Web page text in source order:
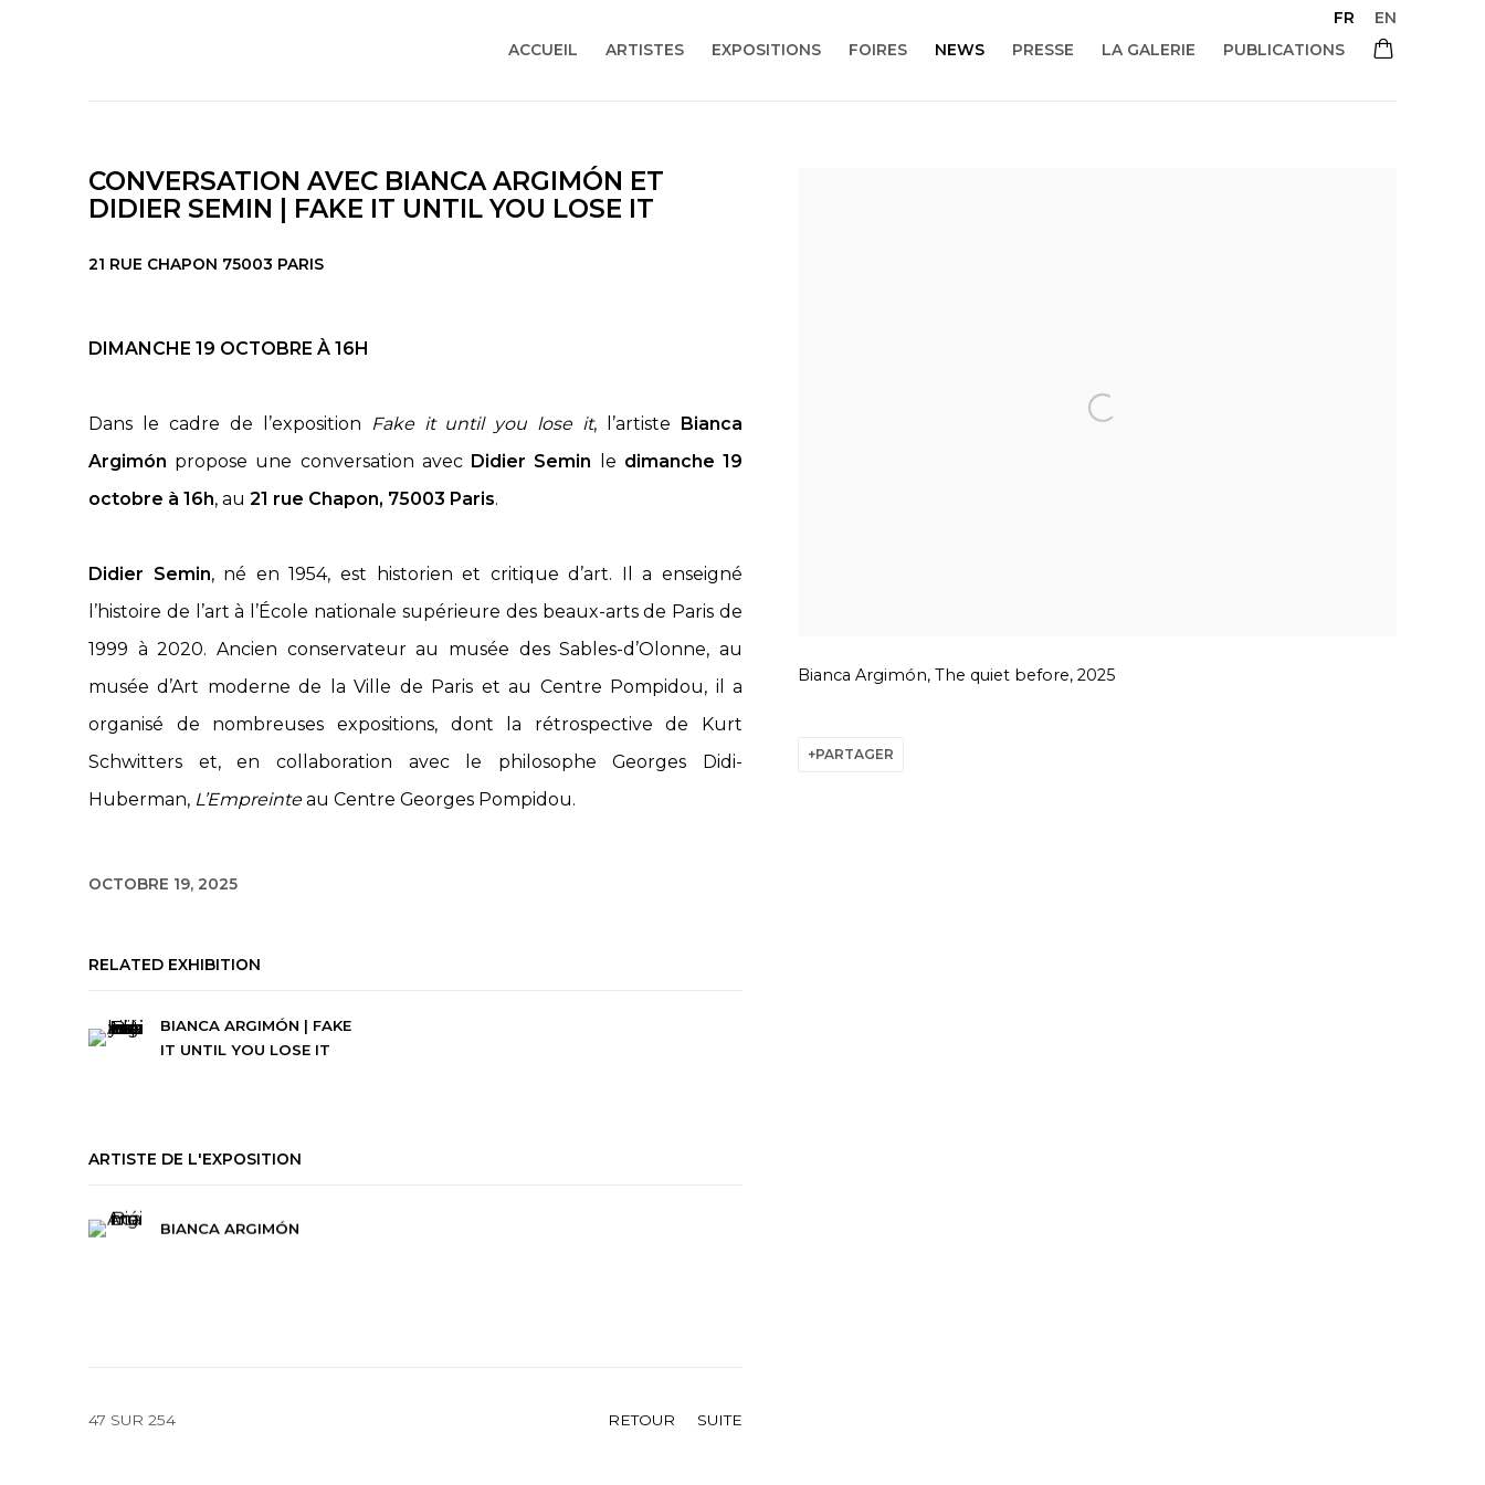
ACCUEIL ARTISTES EXPOSITIONS FOIRES NEWS PRESSE LA GALERIE PUBLICATIONS
FR EN
CONVERSATION AVEC BIANCA ARGIMÓN ET
DIDIER SEMIN | FAKE IT UNTIL YOU LOSE IT
21 RUE CHAPON 75003 PARIS
Bianca Argimón, The quiet before, 2025
PARTAGER
DIMANCHE 19 OCTOBRE À 16H
Dans le cadre de l’exposition Fake it until you lose it, l’artiste Bianca
Argimón propose une conversation avec Didier Semin le dimanche 19
octobre à 16h, au 21 rue Chapon, 75003 Paris.
Didier Semin, né en 1954, est historien et critique d’art. Il a enseigné
l’histoire de l’art à l’École nationale supérieure des beaux-arts de Paris de
1999 à 2020. Ancien conservateur au musée des Sables-d’Olonne, au
musée d’Art moderne de la Ville de Paris et au Centre Pompidou, il a
organisé de nombreuses expositions, dont la rétrospective de Kurt
Schwitters et, en collaboration avec le philosophe Georges Didi-
Huberman, L’Empreinte au Centre Georges Pompidou.
OCTOBRE 19, 2025
RELATED EXHIBITION
BIANCA ARGIMÓN | FAKE
IT UNTIL YOU LOSE IT
ARTISTE DE L'EXPOSITION
BIANCA ARGIMÓN
RETOUR SUITE
47 SUR 254